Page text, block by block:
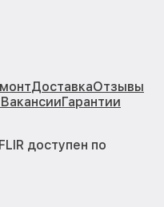
ДоставкаОтзывы
ВакансииГарантии
доступен по